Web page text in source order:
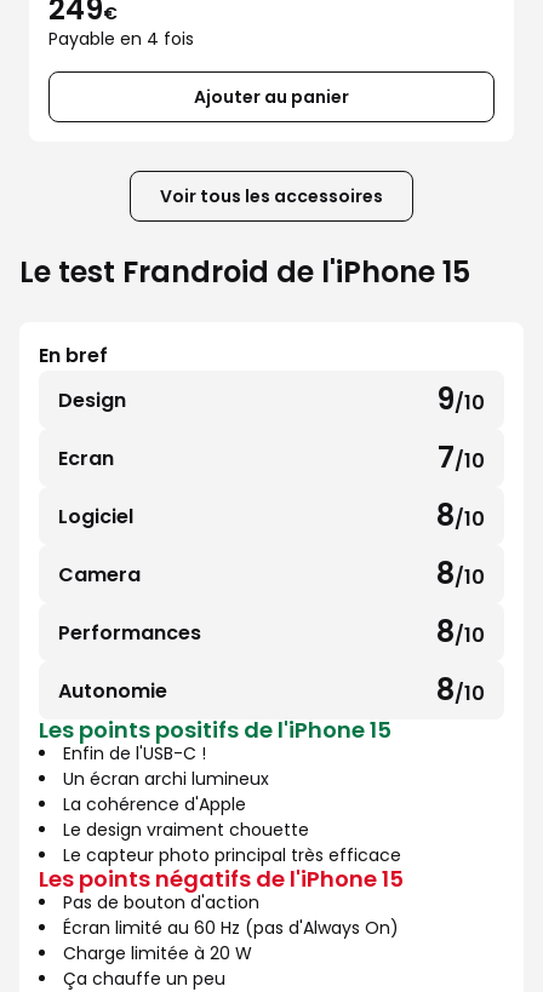
249€
Payable en 4 fois
Ajouter au panier
Voir tous les accessoires
Le test Frandroid de l'iPhone 15
En bref
Design
9/10
9
10
Ecran 7/10
7
10
Logiciel 8/10
8
10
Camera 8/10
8
10
Performances 8/10
8
10
Autonomie 8/10
8
sur
10
Les points positifs de l'iPhone 15
Enfin de l'USB-C !
Un écran archi lumineux
La cohérence d'Apple
Le design vraiment chouette
Le capteur photo principal très efficace
Les points négatifs de l'iPhone 15
Pas de bouton d'action
Écran limité au 60 Hz (pas d'Always On)
Charge limitée à 20 W
Ça chauffe un peu